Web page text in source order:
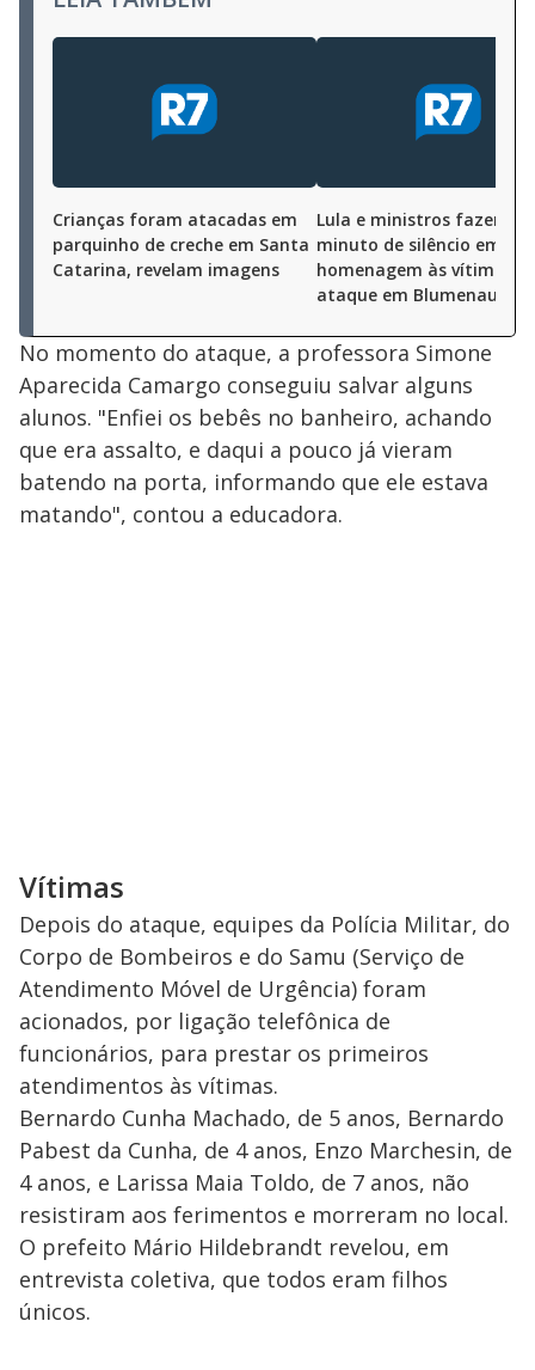
Crianças foram atacadas em
parquinho de creche em Santa
Catarina, revelam imagens
Lula e ministros fazem
minuto de silêncio em
homenagem às vítimas
ataque em Blumenau
No momento do ataque, a professora Simone
Aparecida Camargo conseguiu salvar alguns
alunos. "Enfiei os bebês no banheiro, achando
que era assalto, e daqui a pouco já vieram
batendo na porta, informando que ele estava
matando", contou a educadora.
Vítimas
Depois do ataque, equipes da Polícia Militar, do
Corpo de Bombeiros e do Samu (Serviço de
Atendimento Móvel de Urgência) foram
acionados, por ligação telefônica de
funcionários, para prestar os primeiros
atendimentos às vítimas.
Bernardo Cunha Machado, de 5 anos, Bernardo
Pabest da Cunha, de 4 anos, Enzo Marchesin, de
4 anos, e Larissa Maia Toldo, de 7 anos, não
resistiram aos ferimentos e morreram no local.
O prefeito Mário Hildebrandt revelou, em
entrevista coletiva, que todos eram filhos
únicos.